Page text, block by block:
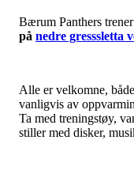
Bærum Panthers
på nedre gresssletta
Alle er velkomne,
vanligvis av
Ta med treningstøy,
stiller med disker,